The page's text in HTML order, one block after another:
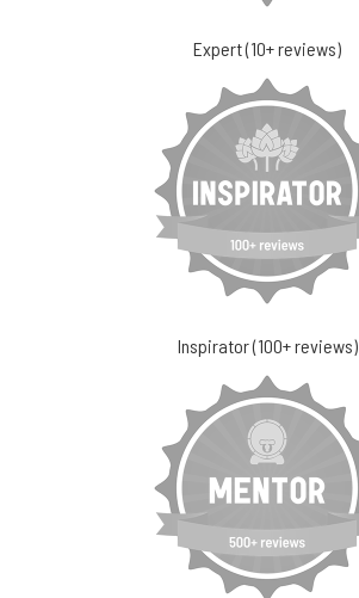
Expert (10+ reviews)
Inspirator (100+ reviews)